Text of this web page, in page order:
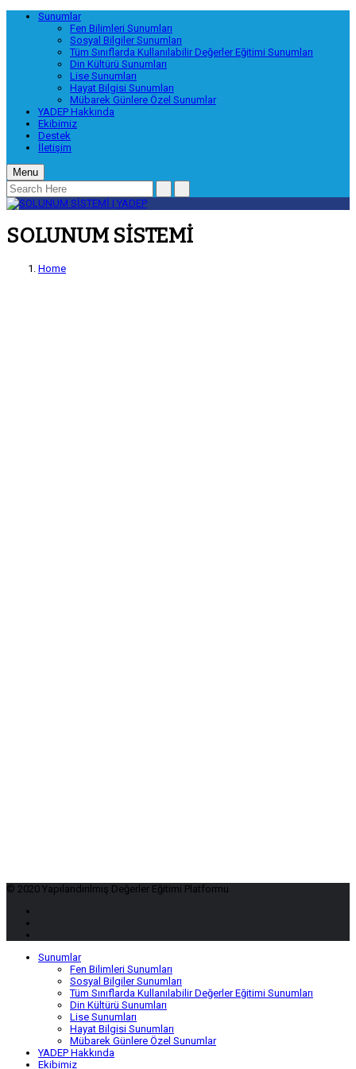
Sunumlar
Fen Bilimleri Sunumları
Sosyal Bilgiler Sunumları
Tüm Sınıflarda Kullanılabilir Değerler Eğitimi Sunumları
Din Kültürü Sunumları
Lise Sunumları
Hayat Bilgisi Sunumları
Mübarek Günlere Özel Sunumlar
YADEP Hakkında
Ekibimiz
Destek
İletişim
Menu
SOLUNUM SİSTEMİ
Home
© 2020 Yapılandırılmış Değerler Eğitimi Platformu
Sunumlar
Fen Bilimleri Sunumları
Sosyal Bilgiler Sunumları
Tüm Sınıflarda Kullanılabilir Değerler Eğitimi Sunumları
Din Kültürü Sunumları
Lise Sunumları
Hayat Bilgisi Sunumları
Mübarek Günlere Özel Sunumlar
YADEP Hakkında
Ekibimiz